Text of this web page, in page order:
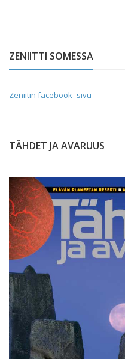
ZENIITTI SOMESSA
Zeniitin facebook -sivu
TÄHDET JA AVARUUS